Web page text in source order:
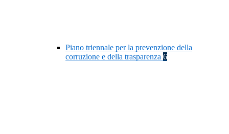
Piano triennale per la prevenzione della
corruzione e della trasparenza 6